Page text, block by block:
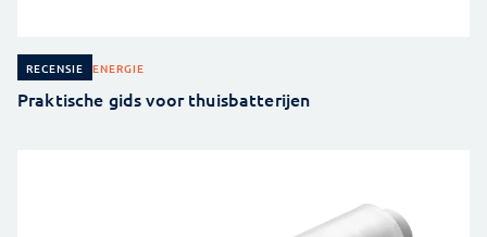
RECENSIE ENERGIE
Praktische gids voor thuisbatterijen